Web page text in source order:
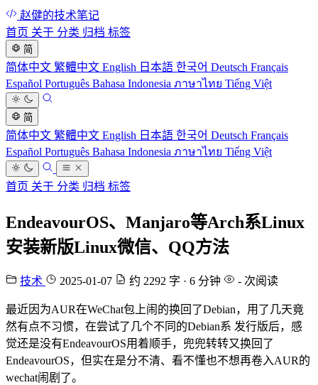
赵健的技术笔记
首页 关于 分类 归档 标签
简
简体中文 繁體中文 English 日本語 한국어 Deutsch Français
Español Português Bahasa Indonesia ภาษาไทย Tiếng Việt
简
简体中文 繁體中文 English 日本語 한국어 Deutsch Français
Español Português Bahasa Indonesia ภาษาไทย Tiếng Việt
首页 关于 分类 归档 标签
EndeavourOS、Manjaro等Arch系Linux
安装新版Linux微信、QQ方法
技术 2025-01-07 约 2292 字 · 6 分钟 - 次阅读
最近因为AUR在WeChat包上闹的换回了Debian，用了几天竟
然有点不习惯，在尝试了几个不同的Debian系 发行版后，感
觉还是没有EndeavourOS用着顺手，兜兜转转又换回了
EndeavourOS，但实在是分不清、看不懂也不想再卷入AUR的
wechat闹剧了。